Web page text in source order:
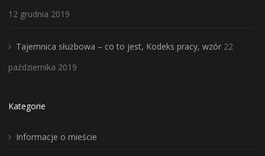
12 grudnia 2019
Tajemnica służbowa – co to jest, Kodeks pracy, wzór 22
października 2019
Kategorie
Informacje o mieście